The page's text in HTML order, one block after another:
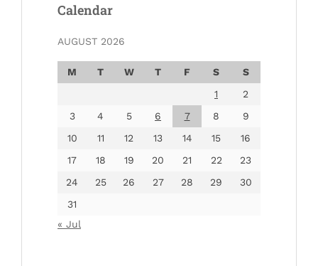
Calendar
AUGUST 2026
M T W T F S
S
1
2
3
4 5 6 7 8
9
10
11 12 13 14 15
16
17
18 19 20 21 22
23
24
25 26 27 28 29
30
31
« Jul